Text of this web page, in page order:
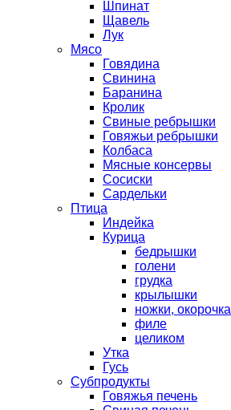
Шпинат
Щавель
Лук
Мясо
Говядина
Свинина
Баранина
Кролик
Свиные ребрышки
Говяжьи ребрышки
Колбаса
Мясные консервы
Сосиски
Сардельки
Птица
Индейка
Курица
бедрышки
голени
грудка
крылышки
ножки, окорочка
филе
целиком
Утка
Гусь
Субпродукты
Говяжья печень